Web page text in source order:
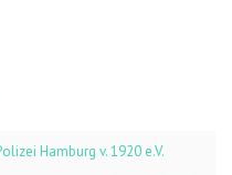
Hamburg v. 1920 e.V.